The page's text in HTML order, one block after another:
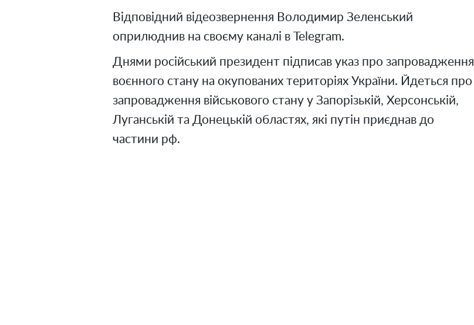
Відповідний відеозвернення Володимир Зеленський
оприлюднив на своєму каналі в Telegram.
Днями російський президент підписав указ про запровадження
воєнного стану на окупованих територіях України. Йдеться про
запровадження військового стану у Запорізькій, Херсонській,
Луганській та Донецькій областях, які путін приєднав до
частини рф.